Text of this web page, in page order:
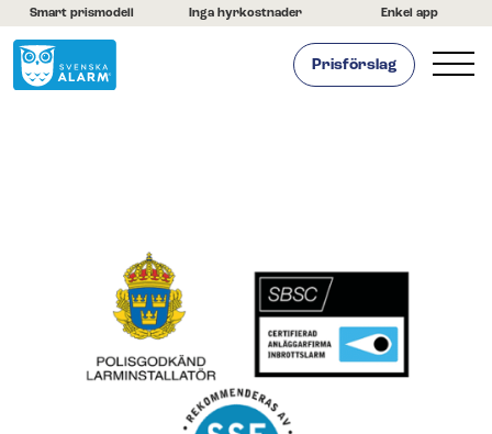
Smart prismodell Inga hyrkostnader Enkel app
Prisförslag
Hjälpcenter